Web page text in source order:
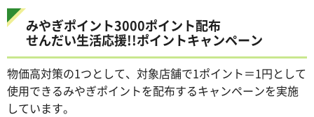
みやぎポイント3000ポイント配布
せんだい生活応援!!ポイントキャンペーン
物価高対策の1つとして、対象店舗で1ポイント＝1円として
使用できるみやぎポイントを配布するキャンペーンを実施
しています。